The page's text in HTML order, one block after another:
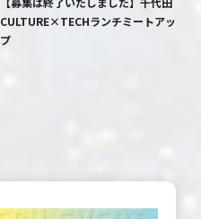
CULTURE×TECHランチミートアッ
プ